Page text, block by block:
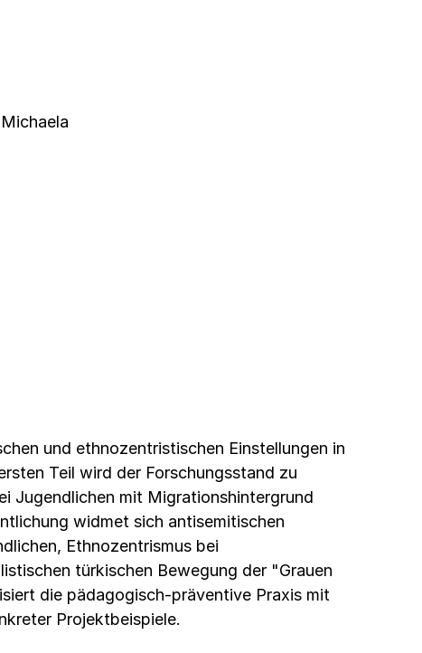
und ethnozentristischen Einstellungen in
Teil wird der Forschungsstand zu
Jugendlichen mit Migrationshintergrund
widmet sich antisemitischen
Ethnozentrismus bei
türkischen Bewegung der "Grauen
die pädagogisch-präventive Praxis mit
Projektbeispiele.